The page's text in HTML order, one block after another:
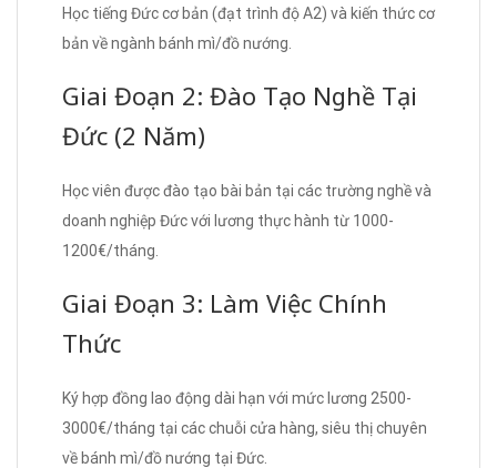
Học tiếng Đức cơ bản (đạt trình độ A2) và kiến thức cơ
bản về ngành bánh mì/đồ nướng.
Giai Đoạn 2: Đào Tạo Nghề Tại
Đức (2 Năm)
Học viên được đào tạo bài bản tại các trường nghề và
doanh nghiệp Đức với lương thực hành từ 1000-
1200€/tháng.
Giai Đoạn 3: Làm Việc Chính
Thức
Ký hợp đồng lao động dài hạn với mức lương 2500-
3000€/tháng tại các chuỗi cửa hàng, siêu thị chuyên
về bánh mì/đồ nướng tại Đức.